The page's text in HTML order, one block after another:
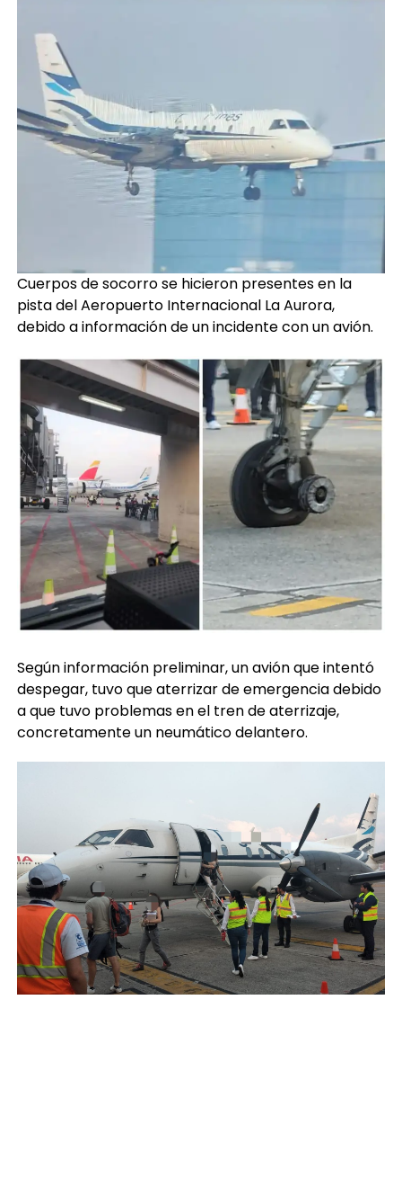
Cuerpos de socorro se hicieron presentes en la
pista del Aeropuerto Internacional La Aurora,
debido a información de un incidente con un avión.
Según información preliminar, un avión que intentó
despegar, tuvo que aterrizar de emergencia debido
a que tuvo problemas en el tren de aterrizaje,
concretamente un neumático delantero.